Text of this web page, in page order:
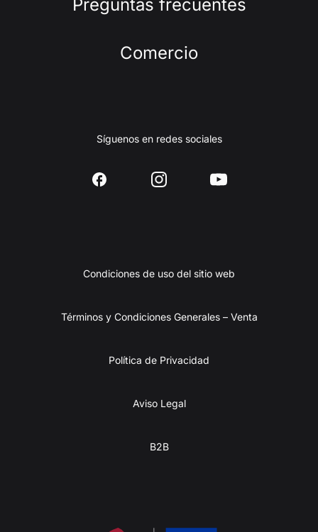
Preguntas frecuentes
Comercio
Síguenos en redes sociales
Condiciones de uso del sitio web
Términos y Condiciones Generales – Venta
Política de Privacidad
Aviso Legal
B2B